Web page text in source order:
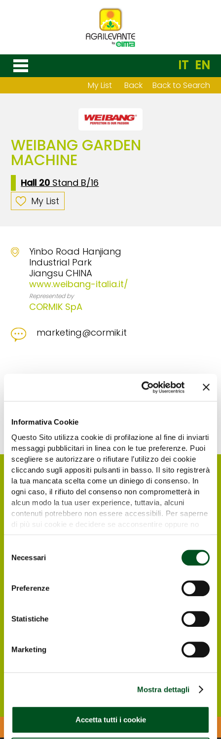
Informativa Cookie
Questo Sito utilizza cookie di profilazione al fine di inviarti
messaggi pubblicitari in linea con le tue preferenze. Puoi
scegliere se autorizzare o rifiutare l’utilizzo dei cookie
cliccando sugli appositi pulsanti in basso. Il sito registrerà
la tua mancata scelta come un diniego di consenso. In
ogni caso, il rifiuto del consenso non comprometterà in
alcun modo la tua user experience, tuttavia, alcuni
contenuti potrebbero non essere accessibili. Per saperne
di più sui cookie e decidere se acconsentire oppure no
delNecessari
Preferenze
Statistiche
Marketing
Mostra dettagli
Accetta tutti i cookie
IT EN
My List Back Back to Search
WEIBANG GARDEN
MACHINE
Hall 20 Stand B/16
My List
Yinbo Road Hanjiang
Industrial Park
Jiangsu CHINA
www.weibang-italia.it/
Represented by
CORMIK SpA
marketing@cormik.it
lawnmowers with s.i. engines
Request your free e-
ticket
Italian and foreign visitors and operators
interested in visiting Agrilevante by Eima 2025
receive at their email address the free e-
ticket to enter the Exhibition.
Download the Agrilevante APP